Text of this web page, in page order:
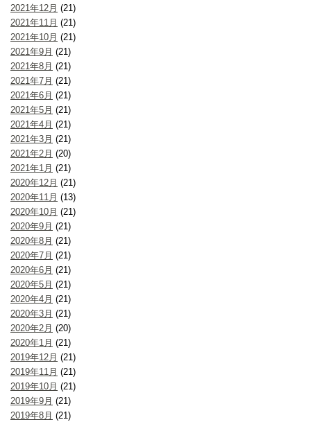
2021年12月 (21)
2021年11月 (21)
2021年10月 (21)
2021年9月 (21)
2021年8月 (21)
2021年7月 (21)
2021年6月 (21)
2021年5月 (21)
2021年4月 (21)
2021年3月 (21)
2021年2月 (20)
2021年1月 (21)
2020年12月 (21)
2020年11月 (13)
2020年10月 (21)
2020年9月 (21)
2020年8月 (21)
2020年7月 (21)
2020年6月 (21)
2020年5月 (21)
2020年4月 (21)
2020年3月 (21)
2020年2月 (20)
2020年1月 (21)
2019年12月 (21)
2019年11月 (21)
2019年10月 (21)
2019年9月 (21)
2019年8月 (21)